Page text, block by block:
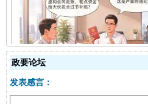
揭开“小金库”的免责幌子
政要论坛
发表感言：